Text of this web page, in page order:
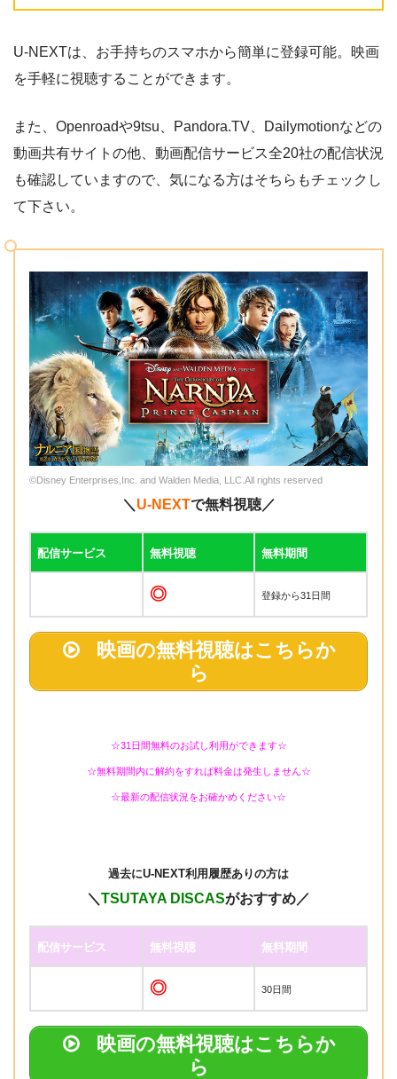
U-NEXTは、お手持ちのスマホから簡単に登録可能。映画
を手軽に視聴することができます。
また、Openroadや9tsu、Pandora.TV、Dailymotionなどの
動画共有サイトの他、動画配信サービス全20社の配信状況
も確認していますので、気になる方はそちらもチェックし
て下さい。
©Disney Enterprises,Inc. and Walden Media, LLC.All rights reserved
＼ U-NEXTで無料視聴／
配信サービス 無料視聴 無料期間
◎ 登録から31日間
映画の無料視聴はこちらか
ら
☆31日間無料のお試し利用ができます☆
☆無料期間内に解約をすれば料金は発生しません☆
☆最新の配信状況をお確かめください☆
過去にU-NEXT利用履歴ありの方は
＼TSUTAYA DISCASがおすすめ／
配信サービス 無料視聴 無料期間
◎ 30日間
映画の無料視聴はこちらか
ら